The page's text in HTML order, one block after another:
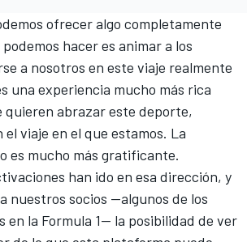
ofrecer algo completamente
hacer es animar a los
a nosotros en este viaje realmente
una experiencia mucho más rica
quieren abrazar este deporte,
viaje en el que estamos. La
es mucho más gratificante.
han ido en esa dirección, y
nuestros socios —algunos de los
en la Formula 1— la posibilidad de ver